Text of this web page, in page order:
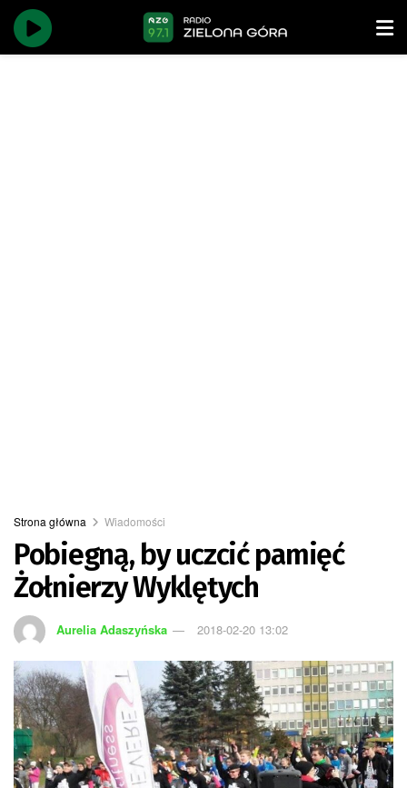
Strona główna Wiadomości
Pobiegną, by uczcić pamięć
Żołnierzy Wyklętych
Aurelia Adaszyńska 2018-02-20 13:02